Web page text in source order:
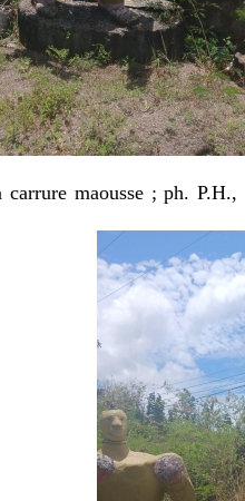
maousse ; ph. P.H.,